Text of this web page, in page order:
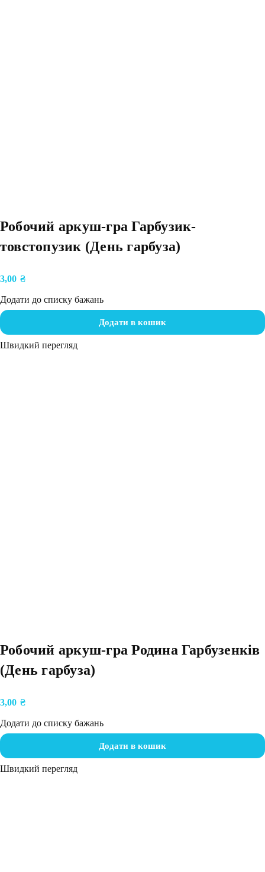
Робочий аркуш-гра Гарбузик-
товстопузик (День гарбуза)
3,00 ₴
Додати до списку бажань
Додати в кошик
Швидкий перегляд
Робочий аркуш-гра Родина Гарбузенків
(День гарбуза)
3,00 ₴
Додати до списку бажань
Додати в кошик
Швидкий перегляд